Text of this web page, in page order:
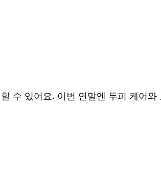
수 있어요. 이번 연말엔 두피 케어